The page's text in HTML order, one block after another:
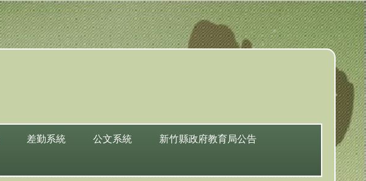
差勤系統 公文系統 新竹縣政府教育局公告